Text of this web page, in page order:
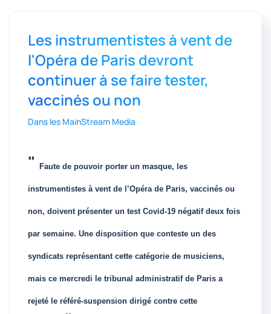
Les instrumentistes à vent de
l'Opéra de Paris devront
continuer à se faire tester,
vaccinés ou non
Dans les MainStream Media
" Faute de pouvoir porter un masque, les
instrumentistes à vent de l’Opéra de Paris, vaccinés ou
non, doivent présenter un test Covid-19 négatif deux fois
par semaine. Une disposition que conteste un des
syndicats représentant cette catégorie de musiciens,
mais ce mercredi le tribunal administratif de Paris a
rejeté le référé-suspension dirigé contre cette